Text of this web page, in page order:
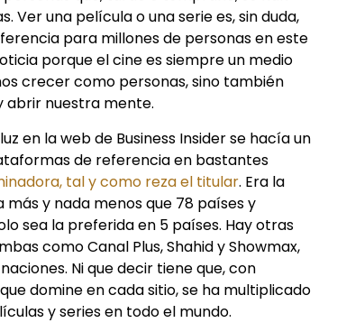
Ver una película o una serie es, sin duda,
para millones de personas en este
porque el cine es siempre un medio
crecer como personas, sino también
nuestra mente.
en la web de Business Insider se hacía un
de referencia en bastantes
tal y como reza el titular. Era la
y nada menos que 78 países y
sea la preferida en 5 países. Hay otras
como Canal Plus, Shahid y Showmax,
Ni que decir tiene que, con
domine en cada sitio, se ha multiplicado
y series en todo el mundo.